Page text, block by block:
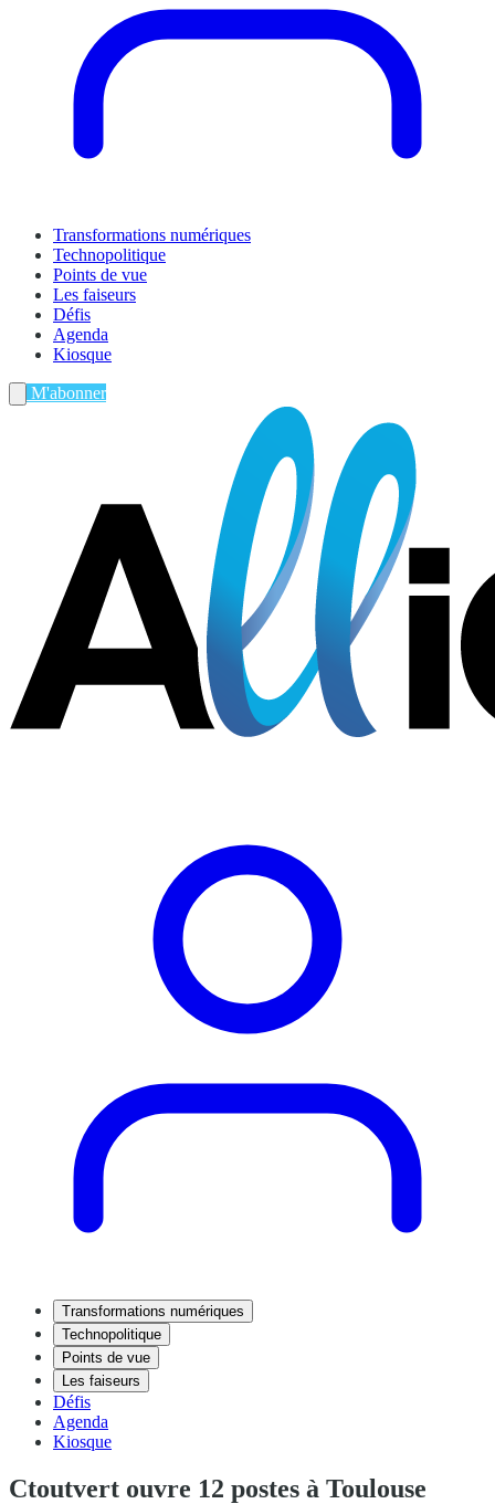
Transformations numériques
Technopolitique
Points de vue
Les faiseurs
Défis
Agenda
Kiosque
M'abonner
Transformations numériques
Technopolitique
Points de vue
Les faiseurs
Défis
Agenda
Kiosque
Ctoutvert ouvre 12 postes à Toulouse